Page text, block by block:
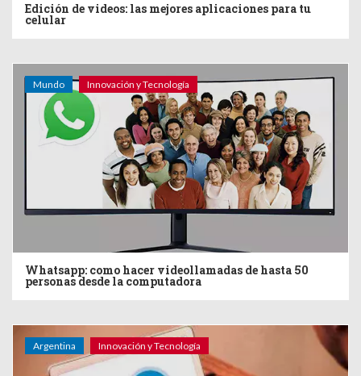
Edición de videos: las mejores aplicaciones para tu
celular
Mundo Innovación y Tecnología
Whatsapp: como hacer videollamadas de hasta 50
personas desde la computadora
Argentina Innovación y Tecnología